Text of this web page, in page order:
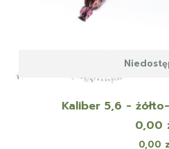
Kaliber 5,6 -
Cena
0,00
Cena
0,00